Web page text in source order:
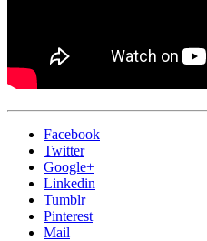
Facebook
Twitter
Google+
Linkedin
Tumblr
Pinterest
Mail